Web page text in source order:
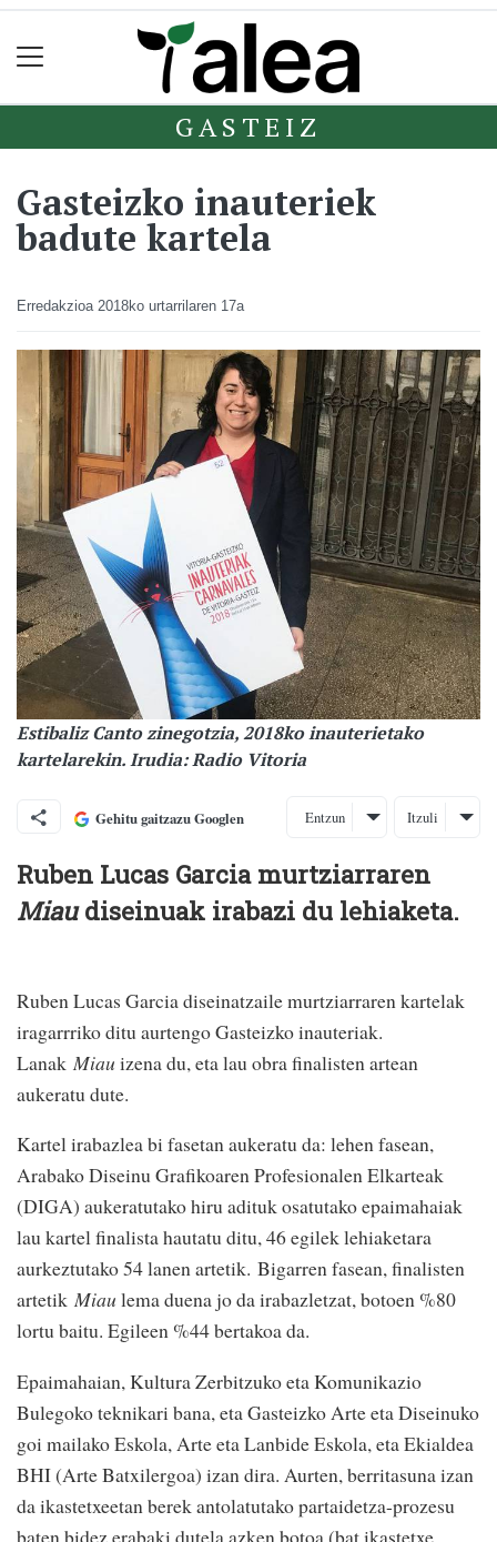
GASTEIZ
Gasteizko inauteriek
badute kartela
Erredakzioa 2018ko urtarrilaren 17a
Estibaliz Canto zinegotzia, 2018ko inauterietako
kartelarekin. Irudia: Radio Vitoria
Gehitu gaitzazu Googlen Entzun Itzuli
Ruben Lucas Garcia murtziarraren
Miaudiseinuak irabazi du lehiaketa.
Ruben Lucas Garcia diseinatzaile murtziarraren kartelak
iragarrriko ditu aurtengo Gasteizko inauteriak.
Lanak Miau izena du, eta lau obra finalisten artean
aukeratu dute.
Kartel irabazlea bi fasetan aukeratu da: lehen fasean,
Arabako Diseinu Grafikoaren Profesionalen Elkarteak
(DIGA) aukeratutako hiru adituk osatutako epaimahaiak
lau kartel finalista hautatu ditu, 46 egilek lehiaketara
aurkeztutako 54 lanen artetik. Bigarren fasean, finalisten
artetik Miau lema duena jo da irabazletzat, botoen %80
lortu baitu. Egileen %44 bertakoa da.
Epaimahaian, Kultura Zerbitzuko eta Komunikazio
Bulegoko teknikari bana, eta Gasteizko Arte eta Diseinuko
goi mailako Eskola, Arte eta Lanbide Eskola, eta Ekialdea
BHI (Arte Batxilergoa) izan dira. Aurten, berritasuna izan
da ikastetxeetan berek antolatutako partaidetza-prozesu
baten bidez erabaki dutela azken botoa (bat ikastetxe